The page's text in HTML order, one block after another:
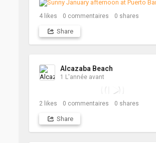
4 likes 0 commentaires 0 shares
Share
Alcazaba Beach
1 L'année avant
2 likes 0 commentaires 0 shares
Share